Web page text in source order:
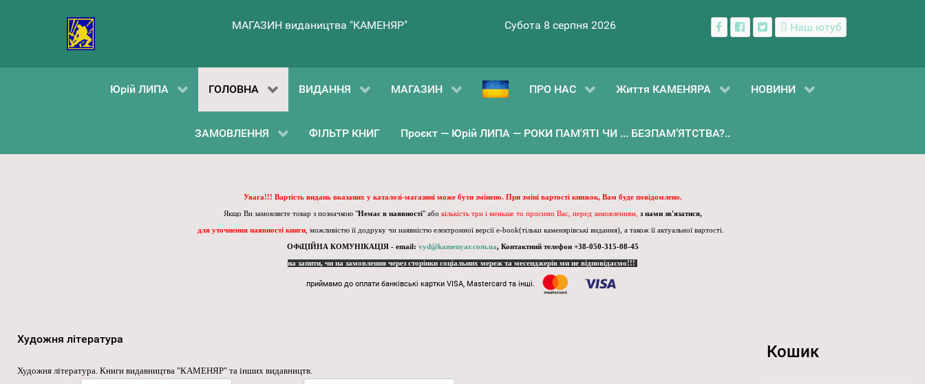
МАГАЗИН видаництва "КАМЕНЯР" Субота 8 серпня 2026 Наш ютуб
Юрій ЛИПА ГОЛОВНА ВИДАННЯ МАГАЗИН ПРО НАС Життя КАМЕНЯРА НОВИНИ
ЗАМОВЛЕННЯ ФІЛЬТР КНИГ Проєкт — Юрій ЛИПА — РОКИ ПАМ'ЯТІ ЧИ ... БЕЗПАМ’ЯТСТВА?..
Увага!!! Вартість видань вказаних у каталозі-магазині може бути змінено. При зміні вартості книжок, Вам буде повідомлено.
Якщо Ви замовляєте товар з позначкою "Немає в наявності" або кількість три і меньше то просимо Вас, перед замовленням, з нами зв'язатися,
для уточнення наявності книги, можливістю її додруку чи наявністю електронної версії e-book(тільки каменярівські видання), а також її актуальної вартості.
ОФіЦІЙНА КОМУНІКАЦІЯ - email: vyd@kamenyar.com.ua, Контактний телефон +38-050-315-08-45
на запити, чи на замовлення через сторінки соціальних мереж та месенджерів ми не відповідаємо!!!
приймамо до оплати банківські картки VISA, Mastercard та інші.
Художня література
Художня література. Книги видавництва "КАМЕНЯР" та інших видавництв.
Кошик